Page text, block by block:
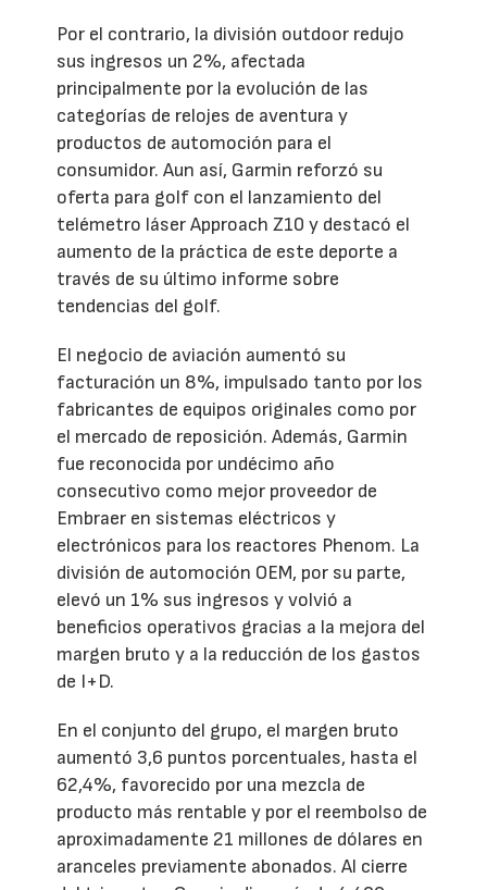
Por el contrario, la división outdoor redujo
sus ingresos un 2%, afectada
principalmente por la evolución de las
categorías de relojes de aventura y
productos de automoción para el
consumidor. Aun así, Garmin reforzó su
oferta para golf con el lanzamiento del
telémetro láser Approach Z10 y destacó el
aumento de la práctica de este deporte a
través de su último informe sobre
tendencias del golf.
El negocio de aviación aumentó su
facturación un 8%, impulsado tanto por los
fabricantes de equipos originales como por
el mercado de reposición. Además, Garmin
fue reconocida por undécimo año
consecutivo como mejor proveedor de
Embraer en sistemas eléctricos y
electrónicos para los reactores Phenom. La
división de automoción OEM, por su parte,
elevó un 1% sus ingresos y volvió a
beneficios operativos gracias a la mejora del
margen bruto y a la reducción de los gastos
de I+D.
En el conjunto del grupo, el margen bruto
aumentó 3,6 puntos porcentuales, hasta el
62,4%, favorecido por una mezcla de
producto más rentable y por el reembolso de
aproximadamente 21 millones de dólares en
aranceles previamente abonados. Al cierre